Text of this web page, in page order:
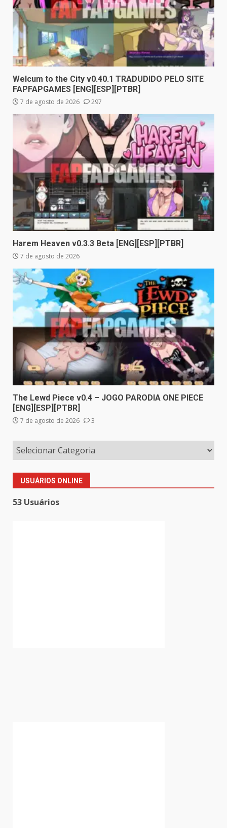
Welcum to the City v0.40.1 TRADUDIDO PELO SITE
FAPFAPGAMES [ENG][ESP][PTBR]
7 de agosto de 2026 297
Harem Heaven v0.3.3 Beta [ENG][ESP][PTBR]
7 de agosto de 2026
The Lewd Piece v0.4 – JOGO PARODIA ONE PIECE
[ENG][ESP][PTBR]
7 de agosto de 2026 3
USUÁRIOS ONLINE
53 Usuários